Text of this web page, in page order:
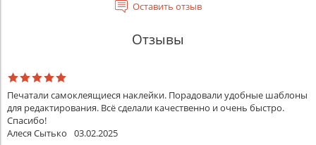
Оставить отзыв
Отзывы
Печатали самоклеящиеся наклейки. Порадовали удобные шаблоны
для редактирования. Всё сделали качественно и очень быстро.
Спасибо!
Алеся Сытько
03.02.2025